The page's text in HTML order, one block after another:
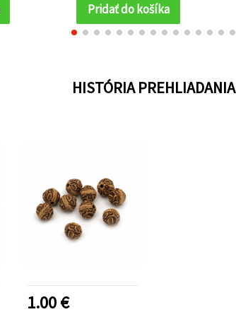
Pridať do košíka
HISTÓRIA PREHLIADANIA
1.00 €